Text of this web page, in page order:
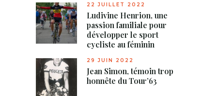
22 JUILLET 2022
Ludivine Henrion, une
passion familiale pour
développer le sport
cycliste au féminin
29 JUIN 2022
Jean Simon, témoin trop
honnête du Tour’63